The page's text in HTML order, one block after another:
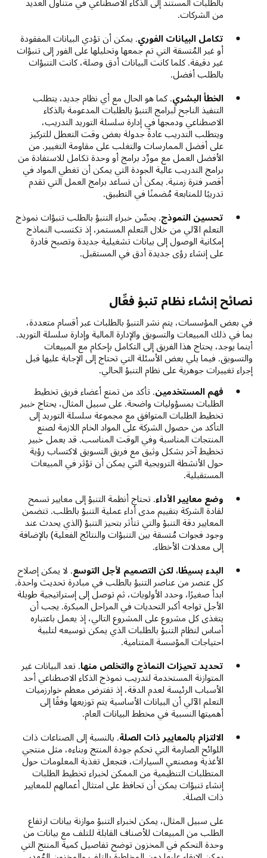
من الشركات.
تكامل البيانات الفوري. يمكن أن تؤدي البيانات المفقودة
أو غير المُتسقة التي تم جمعها وتحليلها على الفور إلى تنبؤات
غير دقيقة. كلما كانت البيانات أدق وصلة، كانت التنبؤات
بالطلب أفضل.
الخطأ البشري. كما هو الحال مع أي نظام جديد، يتطلب
التنفيذ الناجح لبرامج التنبؤ بالطلبات المدعومة بالذكاء
الاصطناعي ودمجها في إدارة سلسلة التوريد التدريب،
ويتطلب التدريب عادةً جدولة بعض وقت التعطل للتركيز
على أفضل الممارسات والتغلب على مقاومة التغيير. من
الأفضل العمل مع مورِّد برامج أو وحدة تكامل للاستفادة من
برامج التدريب عالية الجودة التي يمكن أن تغطي المواد في
أقصر فترة زمنية. يمكن أن تساعد برامج العمل التي تقدم
تدريبًا للمتابعة مُضمنًا في التطبيق.
تحسين النموذج. يحسِّن خبراء التنبؤ بالطلب تنبؤات نموذج
التعلم الآلي من خلال التعلم المستمر، إذ تكتسب النماذج
إمكانية الوصول إلى بيانات تشغيلية جديدة وتصبح قادرة
على إنشاء رؤى جديدة أدق في المستقبل.
نصائح إنشاء نظام تنبؤ فعِّال
في بعض المؤسسات، يتم نشر التنبؤ بالطلبات عبر أقسام متعددة،
بما في ذلك المبيعات والتسويق والإدارة المالية وإدارة سلسلة التوريد.
أينما يوجد، يحتاج هذا الفريق إلى التكامل بإحكام مع المبيعات
والتسويق. فيما يلي بعض الأسئلة التي تحتاج إلى الإجابة عليها قبل
إجراء تغييرات جوهرية على نظام التنبؤ الحالي.
فهم المستخدمين. تأكد من تمتع أعضاء فريق تخطيط
الطلبات بمسؤوليات واضحة. على سبيل المثال، يحتاج خبير
تخطيط الطلبات المتوافق مع مجموعة سلسلة التوريد إلى
التأكد من حصول الشركة على المواد الخام اللازمة لصنع
المنتجات المناسبة وفي الوقت المناسب. قد يعمل خبير
تخطيط آخر بشكل وثيق مع فريق التسويق لاكتساب رؤية
حول الأنشطة الترويجية التي يمكن أن تؤثر في المبيعات
المستقبلية.
وضع معايير الأداء. تحتاج أنظمة التنبؤ إلى معايير تسمح
لقادة الشركة بتقييم مدى أداء عملية التنبؤ بالطلب. تتضمن
المعايير دقة التنبؤ والتي تتأثر بتحيز التنبؤ (الذي يحدث عند
وجود فجوات مُتسقة بين التنبؤات والنتائج الفعلية) بالإضافة
إلى معدلات الأخطاء.
البدء بسيطًا، لكن التصميم لأجل التوسع. لا يمكن إصلاح
كل عنصر من عناصر التنبؤ بالطلب في مبادرة تحديث واحدة.
ابدأ صغيرًا، وحدد الأولويات، ثم توصل إلى إستراتيجية طويلة
الأجل تواجه أكبر التحديات في المراحل المبكرة. يجب أن
يتغذى كل مشروع على المشروع التالي، إذ يعمل باعتباره
أساس لنظام التنبؤ بالطلبات الذي يمكن توسيعه لتلبية
احتياجات المؤسسة المتنامية.
تحديد تحيزات النماذج والتخلص منها. تعد البيانات غير
المتوازنة المستخدمة لتدريب نموذج الذكاء الاصطناعي أحد
الأسباب الرئيسة لعدم الدقة، إذ تفترض معظم خوارزميات
التعلم الآلي أن البيانات الأساسية يتم توزيعها وفقًا إلى
أهميتها النسبية في مخطط البيانات العام.
الالتزام بالمعايير ذات الصلة. بالنسبة إلى الصناعات ذات
اللوائح الصارمة التي تحكم جودة المنتج وبناءه، مثل منتجي
الأغذية ومصنعي السيارات، فتجعل تغذية المعلومات حول
المتطلبات التنظيمية من الممكن لخبراء تخطيط الطلبات
إنشاء تنبؤات يمكن أن تحافظ على امتثال أعمالهم للمعايير
ذات الصلة.
على سبيل المثال، يمكن لخبراء التنبؤ موازنة بيانات ارتفاع
الطلب من المبيعات للأصناف القابلة للتلف مع بيانات من
وحدة التحكم في المخزون توضح تفاصيل كمية المنتج التي